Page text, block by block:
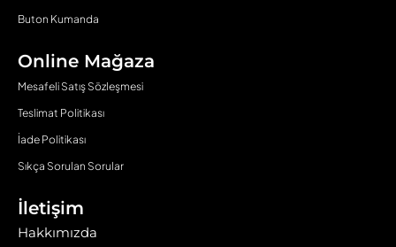
Buton Kumanda
Online Mağaza
Mesafeli Satış Sözleşmesi
Teslimat Politikası
İade Politikası
Sıkça Sorulan Sorular
İletişim
Hakkımızda